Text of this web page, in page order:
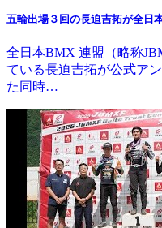
五輪出場３回の長迫吉拓が全日
全日本BMX 連盟（略称
ている長迫吉拓が公式ア
た同時…